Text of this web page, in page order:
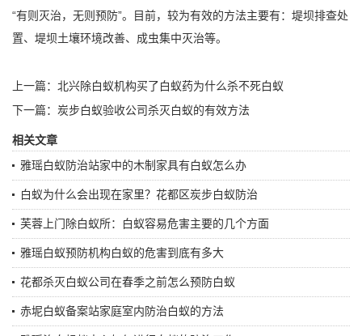
“有则灭治，无则预防”。目前，较为有效的方法主要有：堤坝排查处
置、堤坝土壤环境改善、成虫集中灭治等。
上一篇： 北兴除白蚁机构买了白蚁药为什么杀不死白蚁
下一篇： 炭步白蚁验收公司杀灭白蚁的有效方法
相关文章
雅瑶白蚁防治站家中的木制家具有白蚁怎么办
白蚁为什么会出现在家里？花都区炭步白蚁防治
芙蓉上门除白蚁所：白蚁容易危害主要的几个方面
雅瑶白蚁预防机构白蚁的危害到底有多大
花都杀灭白蚁公司在春季之前怎么预防白蚁
赤坭白蚁备案站家庭室内防治白蚁的方法